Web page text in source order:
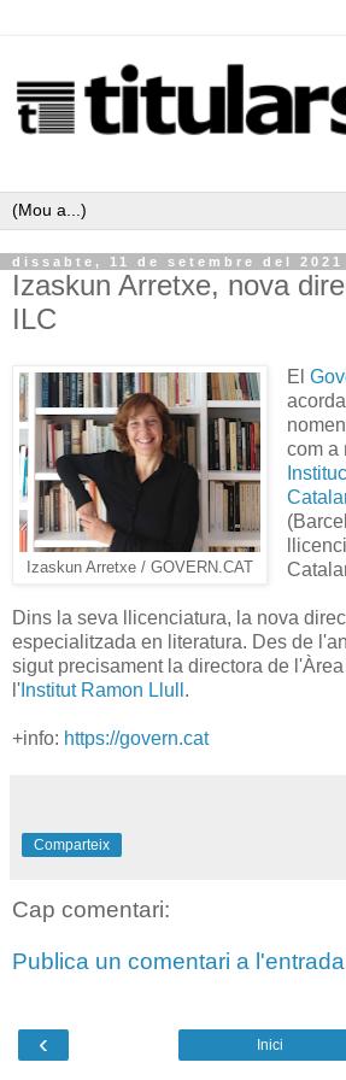
dissabte, 11 de setembre del 2021
Izaskun Arretxe, nova
ILC
Izaskun Arretxe / GOVERN.CAT
El
com a
Dins la seva llicenciatura, la nova
especialitzada en literatura. Des de
sigut precisament la directora de
l' Institut Ramon Llull .
+info: https://govern.cat
Comparteix
Cap comentari:
Publica un comentari a l'entrada
‹ Inici